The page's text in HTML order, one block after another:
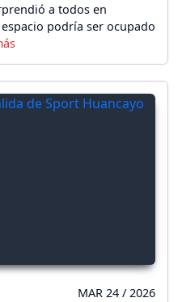
a todos en
podría ser ocupado
MAR 24 / 2026